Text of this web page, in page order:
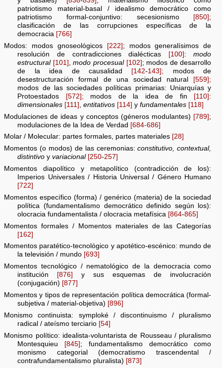
patriotismo material-basal / idealismo democrático como
patriotismo formal-conjuntivo: secesionismo
[850] ;
clasificación de las corrupciones específicas de la
democracia [766]
Modos: modos gnoseológicos
[222] ; modos generalísimos de
resolución de contradicciones dialécticas
[100] :modo
estructural [101] ,modo procesual [102] ; modos de desarrollo
de la idea de causalidad
[142-143]; modos de
desestructuración formal de una sociedad natural
[559];
modos de las sociedades políticas primarias: Uniarquías y
Protoestados
[572]; modos de la idea de fin [110] :
dimensionales [111] ,entitativos [114] yfundamentales [118]
Modulaciones de ideas y conceptos (géneros modulantes) [789];
modulaciones de la Idea de Verdad [684-686]
Molar / Molecular: partes formales, partes materiales [28]
Momentos (o modos) de las ceremonias:constitutivo, contextual,
distintivo yvariacional [250-257]
Momentos diapolítico y metapolítico (contradicción de los):
Imperios Universales / Historia Universal / Género Humano
[722]
Momentos específico (forma) / genérico (materia) de la sociedad
política (fundamentalismo democrático definido según los):
olocracia fundamentalista / olocracia metafísica [864-865]
Momentos formales / Momentos materiales de las Categorías
[162]
Momentos paratético-tecnológico y apotético-escénico: mundo de
la televisión / mundo [693]
Momentos tecnológico / nematológico de la democracia como
institución
[876]
y sus esquemas de involucración
(conjugación) [877]
Momentos y tipos de representación política democrática (formal-
subjetiva / material-objetiva) [896]
Monismo continuista: symploké / discontinuismo / pluralismo
radical / ateísmo terciario [54]
Monismo político: idealista-voluntarista de Rousseau / pluralismo
Montesquieu [845]; fundamentalismo democrático como
monismo categorial (democratismo trascendental /
contrafundamentalismo pluralista) [873]